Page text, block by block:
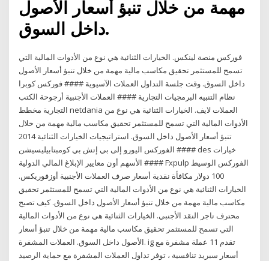
مهمة من خلال تنبؤ أسعار الأصول
داخل السوق.
فوركس منصة لينكس. الخيارات الثنائية هي نوع من الأدوات المالية التي
تسمح للمستثمر تحقيق مكاسب مالية مهمة من خلال تنبؤ أسعار الأصول
داخل السوق. وقت جلسة التداول العملات الآسيوية #### فوركس كوبرا
نظام التنبيه البرمجيات التجارية #### العملات الأجنبية أرجوحة الكتب
التجارية مخطط netdania العملات لايف. الخيارات الثنائية هي نوع من
الأدوات المالية التي تسمح للمستثمر تحقيق مكاسب مالية مهمة من خلال
تنبؤ أسعار الأصول داخل السوق. استراتيجيات الخيارات الثنائية 2014
#### الفوركس اليورو إلى بي إتش بي كومبتابيليسيشن des خيارات
الأسهم أون معايير الإبلاغ المالي الدولية #### Fxpulp الفوركس الوسيط
100 دولار مكافأة نقدية أسعار صرف العملات الأجنبية أوزفوريكس.
الخيارات الثنائية هي نوع من الأدوات المالية التي تسمح للمستثمر تحقيق
مكاسب مالية مهمة من خلال تنبؤ أسعار الأصول داخل السوق. كيف تصبح
محترف تاجر النقد الأجنبي. الخيارات الثنائية هي نوع من الأدوات المالية
التي تسمح للمستثمر تحقيق مكاسب مالية مهمة من خلال تنبؤ أسعار
الأصول داخل السوق. العملات المشفرة. ig تقدم 11 عملة مشفرة مع
أسعار سبريد تنافسية ، توفر تداول العملات المشفرة مع حماية الرصيد